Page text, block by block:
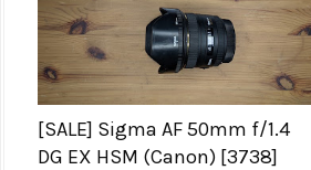
[SALE] Sigma AF 50mm f/1.4
DG EX HSM (Canon) [3738]